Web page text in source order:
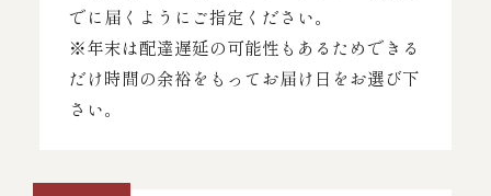
でに届くようにご指定ください。
※年末は配達遅延の可能性もあるためできる
だけ時間の余裕をもってお届け日をお選び下
さい。